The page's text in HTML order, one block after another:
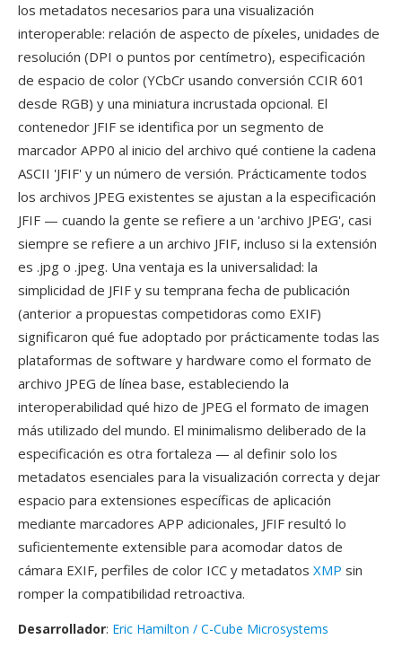
los metadatos necesarios para una visualización
interoperable: relación de aspecto de píxeles, unidades de
resolución (DPI o puntos por centímetro), especificación
de espacio de color (YCbCr usando conversión CCIR 601
desde RGB) y una miniatura incrustada opcional. El
contenedor JFIF se identifica por un segmento de
marcador APP0 al inicio del archivo qué contiene la cadena
ASCII 'JFIF' y un número de versión. Prácticamente todos
los archivos JPEG existentes se ajustan a la especificación
JFIF — cuando la gente se refiere a un 'archivo JPEG', casi
siempre se refiere a un archivo JFIF, incluso si la extensión
es .jpg o .jpeg. Una ventaja es la universalidad: la
simplicidad de JFIF y su temprana fecha de publicación
(anterior a propuestas competidoras como EXIF)
significaron qué fue adoptado por prácticamente todas las
plataformas de software y hardware como el formato de
archivo JPEG de línea base, estableciendo la
interoperabilidad qué hizo de JPEG el formato de imagen
más utilizado del mundo. El minimalismo deliberado de la
especificación es otra fortaleza — al definir solo los
metadatos esenciales para la visualización correcta y dejar
espacio para extensiones específicas de aplicación
mediante marcadores APP adicionales, JFIF resultó lo
suficientemente extensible para acomodar datos de
cámara EXIF, perfiles de color ICC y metadatos XMP sin
romper la compatibilidad retroactiva.
Desarrollador: Eric Hamilton / C-Cube Microsystems